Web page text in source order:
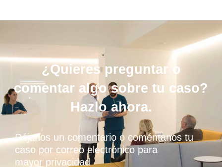
¿Quieres preguntar o
comentar algo sobre tu caso?
Hazlo ahora.
Déjanos un comentario o coméntanos tu
caso por correo electrónico para
mayor privacidad